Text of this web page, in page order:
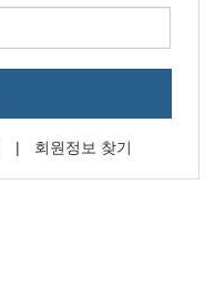
| 회원정보 찾기